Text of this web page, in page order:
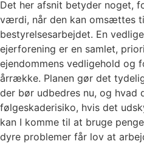
Det her afsnit betyder noget,
værdi, når den kan omsættes
bestyrelsesarbejdet. En
ejerforening er en samlet,
ejendommens vedligehold og
årrække. Planen gør det
der bør udbedres nu, og hvad
følgeskaderisiko, hvis det
kan I komme til at bruge
dyre problemer får lov at